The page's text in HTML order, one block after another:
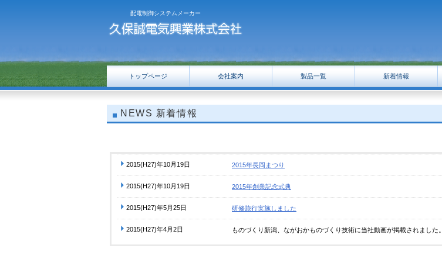
配電制御システムメーカー
NEWS 新着情報
2015(H27)年10月19日 2015年長岡まつり
2015(H27)年10月19日 2015年創業記念式典
2015(H27)年5月25日 研修旅行実施しました
2015(H27)年4月2日 ものづくり新潟、ながおかものづくり技術に当社動画が掲載されました。
トップページ 会社案内 製品一覧 新着情報